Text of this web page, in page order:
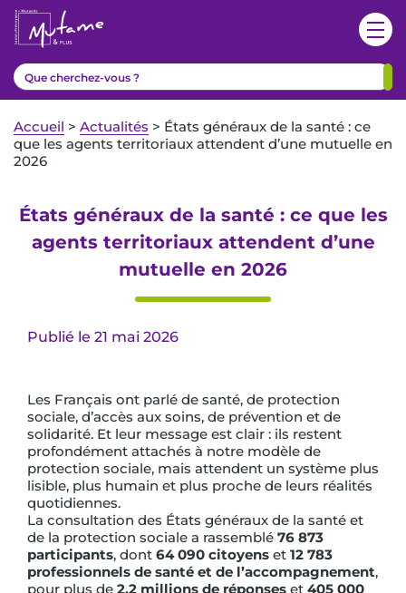
Accueil > Actualités > États généraux de la santé : ce
que les agents territoriaux attendent d’une mutuelle en
2026
États généraux de la santé : ce que les
agents territoriaux attendent d’une
mutuelle en 2026
Publié le 21 mai 2026
Les Français ont parlé de santé, de protection
sociale, d’accès aux soins, de prévention et de
solidarité. Et leur message est clair : ils restent
profondément attachés à notre modèle de
protection sociale, mais attendent un système plus
lisible, plus humain et plus proche de leurs réalités
quotidiennes.
La consultation des États généraux de la santé et
de la protection sociale a rassemblé 76 873
participants, dont 64 090 citoyens et 12 783
professionnels de santé et de l’accompagnement,
pour plus de 2,2 millions de réponses et 405 000